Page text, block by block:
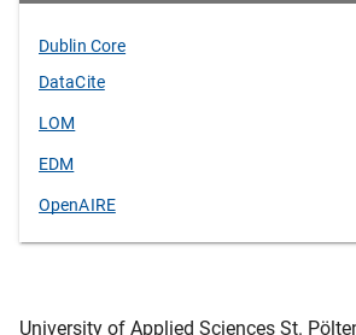
Dublin Core
DataCite
LOM
EDM
OpenAIRE
University of Applied Sciences St.